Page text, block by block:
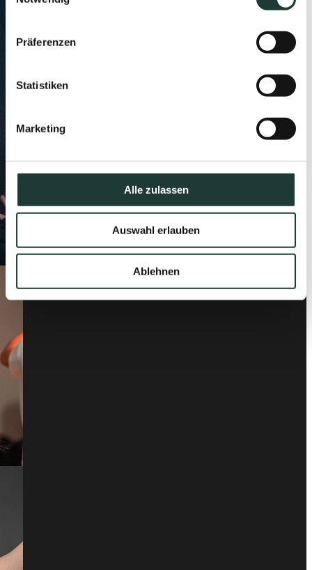
Präferenzen
Statistiken
Marketing
Alle zulassen
Auswahl erlauben
Ablehnen